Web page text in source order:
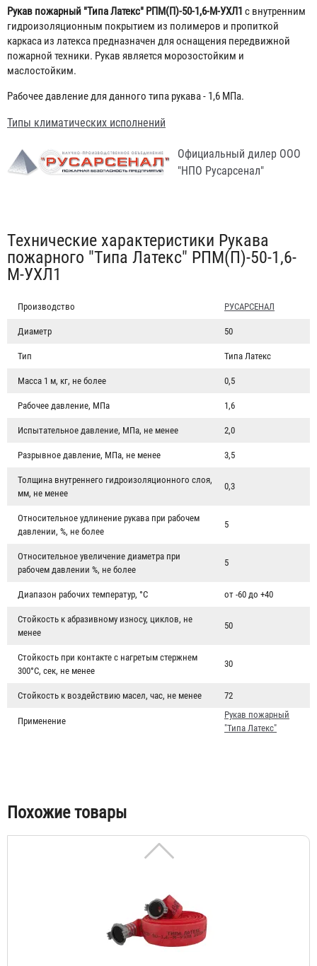
Рукав пожарный "Типа Латекс" РПМ(П)-50-1,6-М-УХЛ1 с внутренним
гидроизоляционным покрытием из полимеров и пропиткой
каркаса из латекса предназначен для оснащения передвижной
пожарной техники. Рукав является морозостойким и
маслостойким.
Рабочее давление для данного типа рукава - 1,6 МПа.
Типы климатических исполнений
Официальный дилер ООО
"НПО Русарсенал"
Табы
Технические характеристики Рукава
пожарного "Типа Латекс" РПМ(П)-50-1,6-
М-УХЛ1
Производство РУСАРСЕНАЛ
Диаметр 50
Тип Типа Латекс
Масса 1 м, кг, не более 0,5
Рабочее давление, МПа 1,6
Испытательное давление, МПа, не менее 2,0
Разрывное давление, МПа, не менее 3,5
Толщина внутреннего гидроизоляционного слоя,
мм, не менее
0,3
Относительное удлинение рукава при рабочем
давлении, %, не более
5
Относительное увеличение диаметра при
рабочем давлении %, не более
5
Диапазон рабочих температур, °C от -60 до +40
Стойкость к абразивному износу, циклов, не
менее
50
Стойкость при контакте с нагретым стержнем
300°С, сек, не менее
30
Стойкость к воздействию масел, час, не менее 72
Применение
Рукав пожарный
"Типа Латекс"
Похожие товары
Рукав пожарный "Типа Латекс" РПМ(П)-65-1,6-М-УХЛ1 с
ГР-65 А/П и РС-70.01А
5 065 ₽
Рукав пожарный "Типа Латекс" РПМ(П)-50-1,6-М-УХЛ1 с
3 819 ₽